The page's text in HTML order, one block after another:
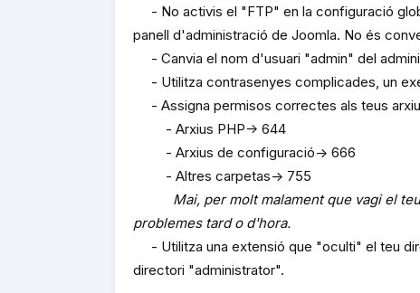
- No activis el "FTP" en la configuració
panell d'administració de Joomla. No és
- Canvia el nom d'usuari "admin" del
- Utilitza contrasenyes complicades, un
- Assigna permisos correctes als teus
- Arxius PHP-> 644
- Arxius de configuració-> 666
- Altres carpetas-> 755
Mai, per molt malament que vagi el
problemes tard o d'hora.
- Utilitza una extensió que "oculti" el teu
directori "administrator".